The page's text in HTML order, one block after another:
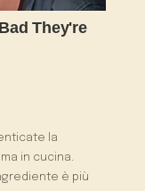
la
in cucina.
è più